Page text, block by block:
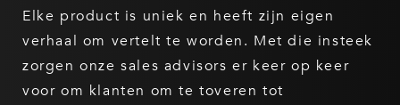
Elke product is uniek en heeft zijn eigen
verhaal om vertelt te worden. Met die insteek
zorgen onze sales advisors er keer op keer
voor om klanten om te toveren tot